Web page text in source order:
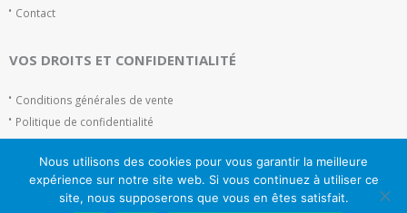
Contact
VOS DROITS ET CONFIDENTIALITÉ
Conditions générales de vente
Politique de confidentialité
Plan du site
Mentions Légales
Nous utilisons des cookies pour vous garantir la meilleure
expérience sur notre site web. Si vous continuez à utiliser ce
site, nous supposerons que vous en êtes satisfait.